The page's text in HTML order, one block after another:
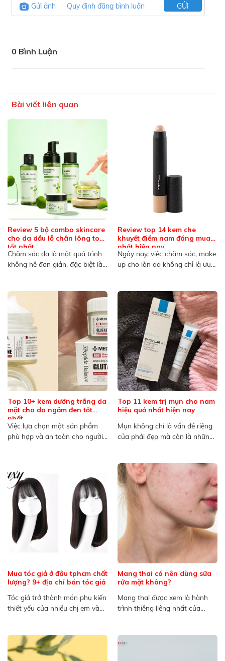
Gửi ảnh Quy định đăng bình luận GỬI
0 Bình Luận
Bài viết liên quan
Review 5 bộ combo skincare
cho da dầu lỗ chân lông to
tốt nhất
Chăm sóc da là một quá trình
không hề đơn giản, đặc biệt là
Review top 14 kem che
khuyết điểm nam đáng mua
nhất hiện nay
Ngày nay, việc chăm sóc, make
up cho làn da không chỉ là ưu
Top 10+ kem dưỡng trắng da
mặt cho da ngăm đen tốt
nhất
Việc lựa chọn một sản phẩm
phù hợp và an toàn cho người
Top 11 kem trị mụn cho nam
hiệu quả nhất hiện nay
Mụn không chỉ là vấn đề riêng
của phái đẹp mà còn là những
Mua tóc giả ở đâu tphcm chất
lượng? 9+ địa chỉ bán tóc giả
Tóc giả trở thành món phụ kiến
thiết yếu của nhiều chị em và
Mang thai có nên dùng sữa
rửa mặt không?
Mang thai được xem là hành
trình thiêng liêng nhất của